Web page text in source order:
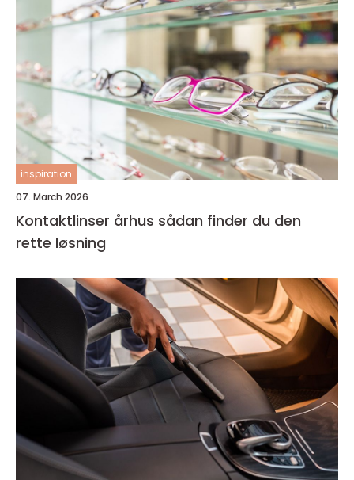
inspiration
07. March 2026
Kontaktlinser århus sådan finder du den
rette løsning